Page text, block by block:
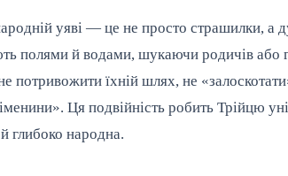
уяві — це не просто страшилки, а
полями й водами, шукаючи родичів або
потривожити їхній шлях, не
Ця подвійність робить Трійцю
глибоко народна.